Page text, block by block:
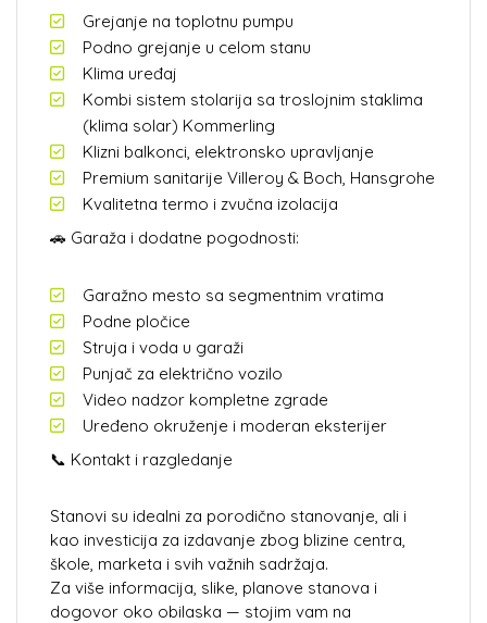
Grejanje na toplotnu pumpu
Podno grejanje u celom stanu
Klima uređaj
Kombi sistem stolarija sa troslojnim staklima
(klima solar) Kommerling
Klizni balkonci, elektronsko upravljanje
Premium sanitarije Villeroy & Boch, Hansgrohe
Kvalitetna termo i zvučna izolacija
🚗 Garaža i dodatne pogodnosti:
Garažno mesto sa segmentnim vratima
Podne pločice
Struja i voda u garaži
Punjač za električno vozilo
Video nadzor kompletne zgrade
Uređeno okruženje i moderan eksterijer
📞 Kontakt i razgledanje
Stanovi su idealni za porodično stanovanje, ali i
kao investicija za izdavanje zbog blizine centra,
škole, marketa i svih važnih sadržaja.
Za više informacija, slike, planove stanova i
dogovor oko obilaska — stojim vam na